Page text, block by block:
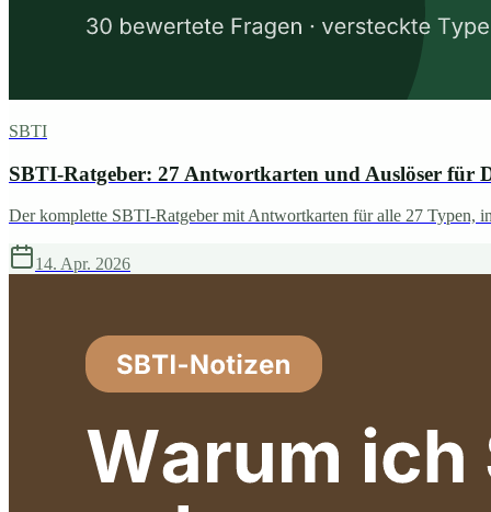
SBTI
SBTI-Ratgeber: 27 Antwortkarten und Auslöser für
Der komplette SBTI-Ratgeber mit Antwortkarten für alle 27
14. Apr. 2026